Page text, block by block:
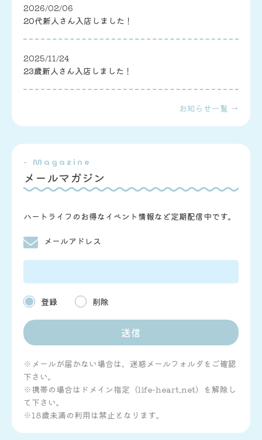
2026/02/06
20代新人さん入店しました！
2025/11/24
23歳新人さん入店しました！
お知らせ一覧 →
- Magazine
メールマガジン
ハートライフのお得なイベント情報など定期配信中です。
メールアドレス
登録 削除
※メールが届かない場合は、迷惑メールフォルダをご確認
下さい。
※携帯の場合はドメイン指定（life-heart.net）を解除し
て下さい。
※18歳未満の利用は禁止となります。